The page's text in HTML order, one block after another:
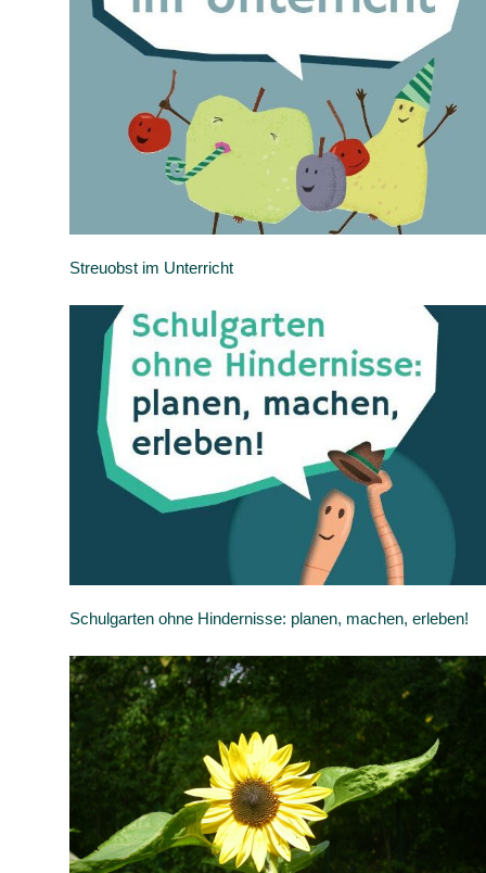
Streuobst im Unterricht
Schulgarten ohne Hindernisse: planen, machen, erleben!